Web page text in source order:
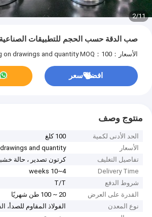
2/11
صب الدقة حسب الحجم للتطبيقات الصناعية
الأسعار：basing on drawings and quantity MOQ：100 كلغ
افضل سعر
منتوج وصف
الحد الأدنى لكمية
100 كلغ
الأسعار
and quantity
تفاصيل التغليف
كرتون تصدير ، حالة
Delivery Time
4~10 weeks
شروط الدفع
T/T
القدرة على العرض
20 ~ 100 طن شهريًا
نوع المعدن
الفولاذ المقاوم للصدأ،